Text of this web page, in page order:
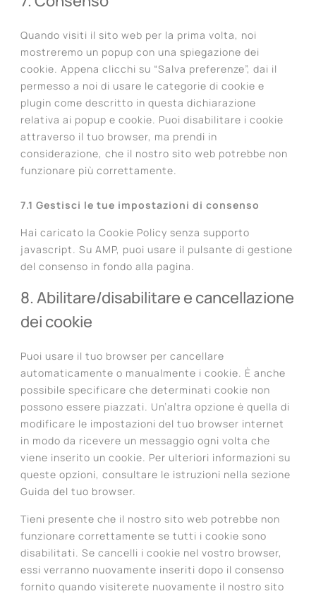
Quando visiti il sito web per la prima volta, noi
mostreremo un popup con una spiegazione dei
cookie. Appena clicchi su “Salva preferenze”, dai il
permesso a noi di usare le categorie di cookie e
plugin come descritto in questa dichiarazione
relativa ai popup e cookie. Puoi disabilitare i cookie
attraverso il tuo browser, ma prendi in
considerazione, che il nostro sito web potrebbe non
funzionare più correttamente.
7.1 Gestisci le tue impostazioni di consenso
Hai caricato la Cookie Policy senza supporto
javascript. Su AMP, puoi usare il pulsante di gestione
del consenso in fondo alla pagina.
8. Abilitare/disabilitare e cancellazione
dei cookie
Puoi usare il tuo browser per cancellare
automaticamente o manualmente i cookie. È anche
possibile specificare che determinati cookie non
possono essere piazzati. Un’altra opzione è quella di
modificare le impostazioni del tuo browser internet
in modo da ricevere un messaggio ogni volta che
viene inserito un cookie. Per ulteriori informazioni su
queste opzioni, consultare le istruzioni nella sezione
Guida del tuo browser.
Tieni presente che il nostro sito web potrebbe non
funzionare correttamente se tutti i cookie sono
disabilitati. Se cancelli i cookie nel vostro browser,
essi verranno nuovamente inseriti dopo il consenso
fornito quando visiterete nuovamente il nostro sito